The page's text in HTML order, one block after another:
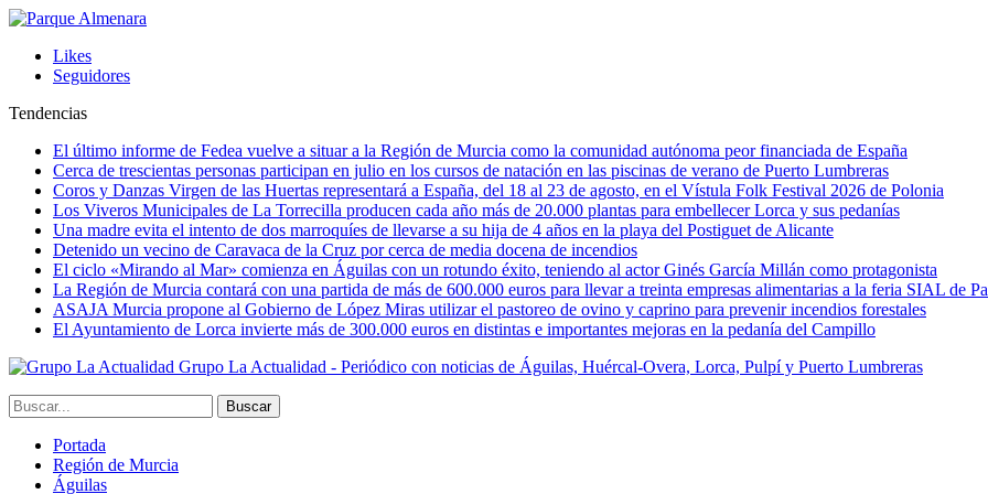
Likes
Seguidores
Tendencias
El último informe de Fedea vuelve a situar a la Región de Murcia como la comunidad autónoma peor financiada de España
Cerca de trescientas personas participan en julio en los cursos de natación en las piscinas de verano de Puerto Lumbreras
Coros y Danzas Virgen de las Huertas representará a España, del 18 al 23 de agosto, en el Vístula Folk Festival 2026 de Polonia
Los Viveros Municipales de La Torrecilla producen cada año más de 20.000 plantas para embellecer Lorca y sus pedanías
Una madre evita el intento de dos marroquíes de llevarse a su hija de 4 años en la playa del Postiguet de Alicante
Detenido un vecino de Caravaca de la Cruz por cerca de media docena de incendios
El ciclo «Mirando al Mar» comienza en Águilas con un rotundo éxito, teniendo al actor Ginés García Millán como protagonista
La Región de Murcia contará con una partida de más de 600.000 euros para llevar a treinta empresas alimentarias a la feria SIAL de
ASAJA Murcia propone al Gobierno de López Miras utilizar el pastoreo de ovino y caprino para prevenir incendios forestales
El Ayuntamiento de Lorca invierte más de 300.000 euros en distintas e importantes mejoras en la pedanía del Campillo
Grupo La Actualidad - Periódico con noticias de Águilas, Huércal-Overa, Lorca, Pulpí y Puerto Lumbreras
Portada
Región de Murcia
Águilas